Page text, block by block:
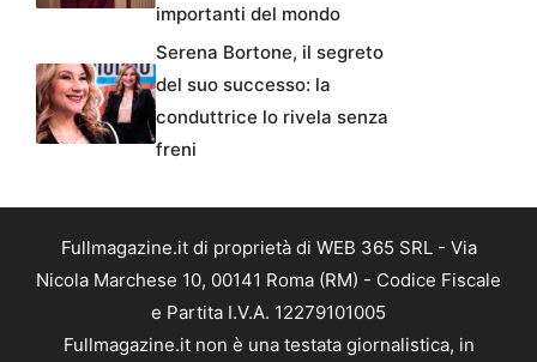
importanti del mondo
Serena Bortone, il segreto
del suo successo: la
conduttrice lo rivela senza
freni
Fullmagazine.it di proprietà di WEB 365 SRL - Via
Nicola Marchese 10, 00141 Roma (RM) - Codice Fiscale
e Partita I.V.A. 12279101005
Fullmagazine.it non è una testata giornalistica, in